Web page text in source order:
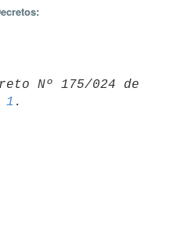
Nº 175/024 de
1